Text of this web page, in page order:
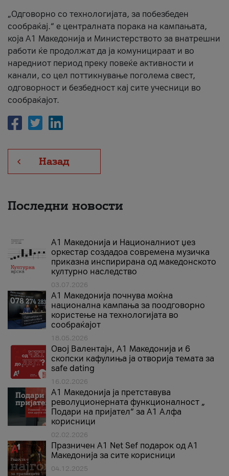
„Одговорно со технологијата, за побезбеден
сообраќај.“ е централната порака на кампањата,
која A1 Македонија и Министерството за внатрешни
работи ќе продолжат да ја комуницираат и во
наредниот период преку повеќе активности и
канали, со цел поттикнување поголема свест,
одговорност и безбедност кај сите учесници во
сообраќајот.
Назад
Последни новости
А1 Македонија и Националниот џез
оркестар создадоа современа музичка
приказна инспирирана од македонското
културно наследство
03.07.2026
A1 Македонија почнува моќна
национална кампања за поодговорно
користење на технологијата во
сообраќајот
18.05.2026
Овој Валентајн, A1 Македонија и 6
скопски кафулиња ја отворија темата за
safe dating
16.02.2026
А1 Македонија ја претставува
револуционерната функционалност „
Подари на пријател“ за А1 Алфа
корисници
02.02.2026
Празничен A1 Net Sеf подарок од А1
Македонија за сите корисници
04.12.2025